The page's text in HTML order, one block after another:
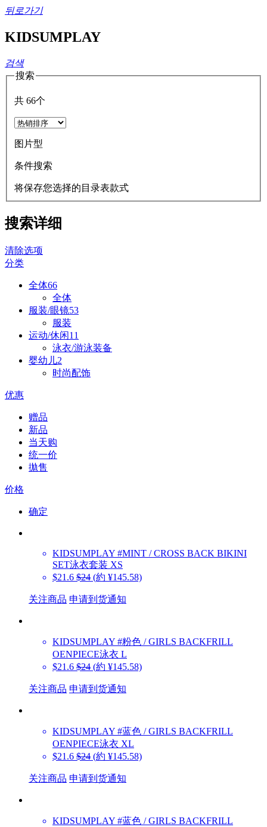
뒤로가기
KIDSUMPLAY
검색
搜索
共 66个
图片型
条件搜索
将保存您选择的目录表款式
搜索详细
清除选项
分类
全体66
全体
服装/眼镜53
服装
运动/休闲11
泳衣/游泳装备
婴幼儿2
时尚配饰
优惠
赠品
新品
当天购
统一价
拋售
价格
确定
KIDSUMPLAY #MINT / CROSS BACK BIKINI
SET泳衣套装 XS
$21.6 $24 (約 ¥145.58)
关注商品 申请到货通知
KIDSUMPLAY #粉色 / GIRLS BACKFRILL
OENPIECE泳衣 L
$21.6 $24 (約 ¥145.58)
关注商品 申请到货通知
KIDSUMPLAY #蓝色 / GIRLS BACKFRILL
OENPIECE泳衣 XL
$21.6 $24 (約 ¥145.58)
关注商品 申请到货通知
KIDSUMPLAY #蓝色 / GIRLS BACKFRILL